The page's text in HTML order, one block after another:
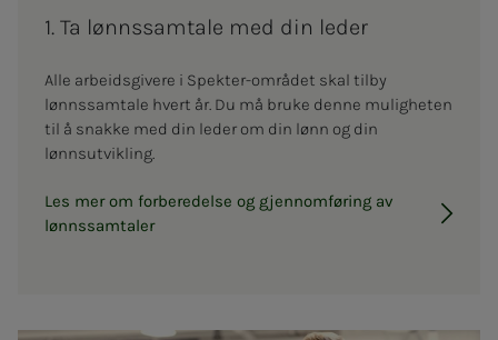
1. Ta lønns­­­sam­ta­­­le med din le­­­der
Alle arbeidsgivere i Spekter-området skal tilby
lønnssamtale hvert år. Du må bruke denne muligheten
til å snakke med din leder om din lønn og din
lønnsutvikling.
Les mer om forberedelse og gjennomføring av
lønnssamtaler